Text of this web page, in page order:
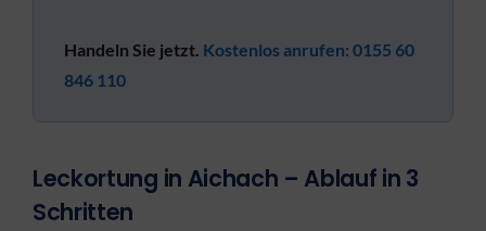
Handeln Sie jetzt. Kostenlos anrufen: 0155 60
846 110
Leckortung in Aichach – Ablauf in 3
Schritten